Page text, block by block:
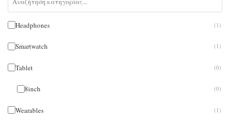
Headphones (1)
Smartwatch (1)
Tablet (0)
8inch (0)
Wearables (1)